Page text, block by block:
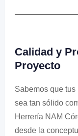
Calidad y
Proyecto
Sabemos que
sea tan sólido
Herrería NAM
desde la